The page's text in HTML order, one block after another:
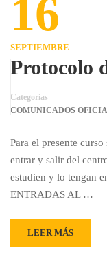
16
SEPTIEMBRE
Protocolo
Categorías
COMUNICADOS
Para el presente
entrar y salir del
estudien y lo tengan
ENTRADAS AL …
LEER MÁS